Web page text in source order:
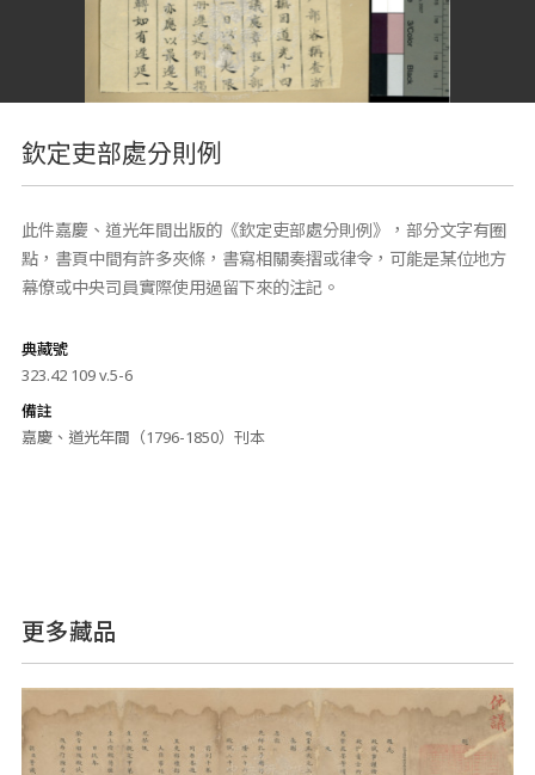
欽定吏部處分則例
此件嘉慶、道光年間出版的《欽定吏部處分則例》，部分文字有圈
點，書頁中間有許多夾條，書寫相關奏摺或律令，可能是某位地方
幕僚或中央司員實際使用過留下來的注記。
典藏號
323.42 109 v.5-6
備註
嘉慶、道光年間（1796-1850）刊本
更多藏品